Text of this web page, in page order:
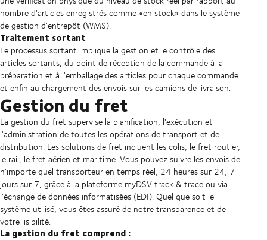
nombre d'articles enregistrés comme «en stock» dans le système
de gestion d'entrepôt (WMS).
Traitement sortant
Le processus sortant implique la gestion et le contrôle des
articles sortants, du point de réception de la commande à la
préparation et à l'emballage des articles pour chaque commande
et enfin au chargement des envois sur les camions de livraison.
Gestion du fret
La gestion du fret supervise la planification, l'exécution et
l'administration de toutes les opérations de transport et de
distribution. Les solutions de fret incluent les colis, le fret routier,
le rail, le fret aérien et maritime. Vous pouvez suivre les envois de
n'importe quel transporteur en temps réel, 24 heures sur 24, 7
jours sur 7, grâce à la plateforme myDSV track & trace ou via
l'échange de données informatisées (EDI). Quel que soit le
système utilisé, vous êtes assuré de notre transparence et de
votre lisibilité.
La gestion du fret comprend :